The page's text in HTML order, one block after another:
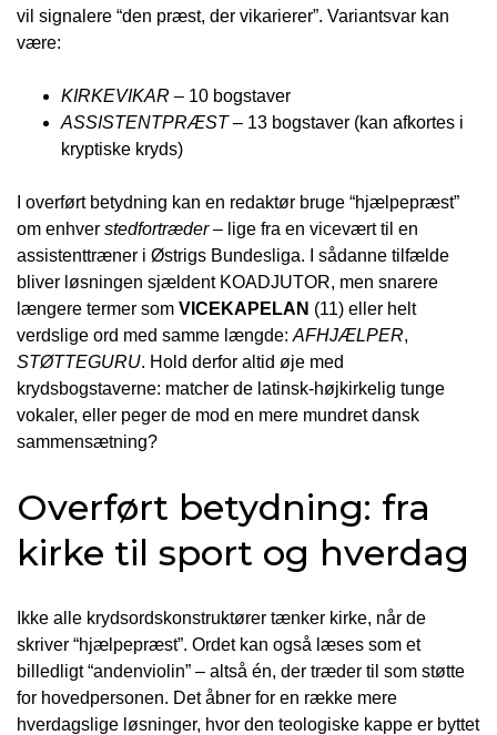
vil signalere “den præst, der vikarierer”. Variantsvar kan
være:
KIRKEVIKAR – 10 bogstaver
ASSISTENTPRÆST– 13 bogstaver (kan afkortes i
kryptiske kryds)
I overført betydning kan en redaktør bruge “hjælpepræst”
om enhver stedfortræder– lige fra en vicevært til en
assistenttræner i Østrigs Bundesliga. I sådanne tilfælde
bliver løsningen sjældent KOADJUTOR, men snarere
længere termer som VICEKAPELAN (11) eller helt
verdslige ord med samme længde: AFHJÆLPER,
STØTTEGURU. Hold derfor altid øje med
krydsbogstaverne: matcher de latinsk-højkirkelig tunge
vokaler, eller peger de mod en mere mundret dansk
sammensætning?
Overført betydning: fra
kirke til sport og hverdag
Ikke alle krydsordskonstruktører tænker kirke, når de
skriver “hjælpepræst”. Ordet kan også læses som et
billedligt “andenviolin” – altså én, der træder til som støtte
for hovedpersonen. Det åbner for en række mere
hverdagslige løsninger, hvor den teologiske kappe er byttet